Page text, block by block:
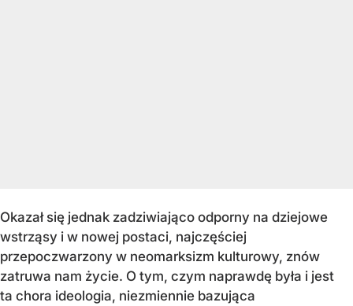
Okazał się jednak zadziwiająco odporny na dziejowe
wstrząsy i w nowej postaci, najczęściej
przepoczwarzony w neomarksizm kulturowy, znów
zatruwa nam życie. O tym, czym naprawdę była i jest
ta chora ideologia, niezmiennie bazująca